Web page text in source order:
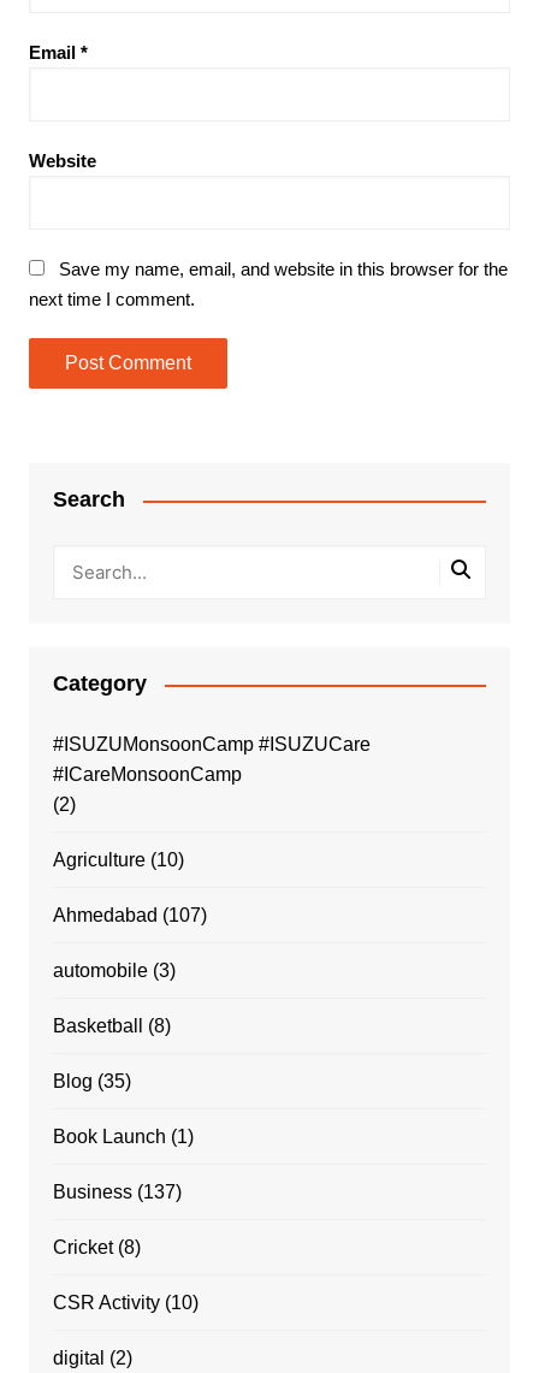
Email *
Website
Save my name, email, and website in this browser for the
next time I comment.
Search
Category
#ISUZUMonsoonCamp #ISUZUCare
#ICareMonsoonCamp
(2)
Agriculture(10)
Ahmedabad (107)
automobile(3)
Basketball (8)
Blog (35)
Book Launch (1)
Business(137)
Cricket(8)
CSR Activity(10)
digital (2)